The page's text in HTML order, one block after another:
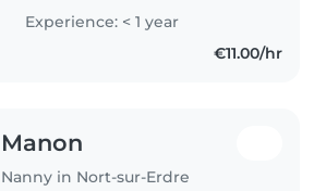
competence et je m'adapte en
fonction de l'endroit où je me
Experience: < 1 year
€11.00/hr
Manon
Nanny in Nort-sur-Erdre